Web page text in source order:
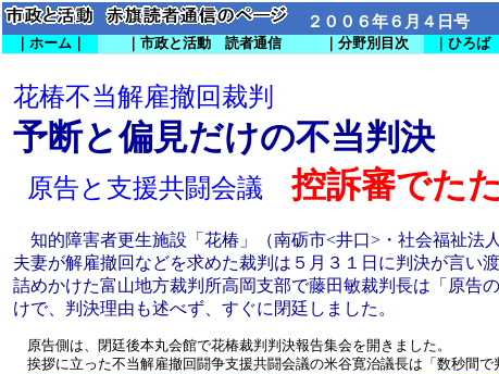
２００６年６月４日号
｜ホーム｜ ｜市政と活動 読者通信 ｜分野別目次 ｜ひろば
花椿不当解雇撤回裁判
予断と偏見だけの不当判決
原告と支援共闘会議 控訴審でた
知的障害者更生施設「花椿」（南砺市<井口>・社会福祉法
夫妻が解雇撤回などを求めた裁判は５月３１日に判決が言い
詰めかけた富山地方裁判所高岡支部で藤田敏裁判長は「原告
けで、判決理由も述べず、すぐに閉廷しました。
原告側は、閉廷後本丸会館で花椿裁判判決報告集会を開きました。
挨拶に立った不当解雇撤回闘争支援共闘会議の米谷寛治議長は「数秒間